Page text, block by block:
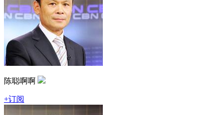
陈聪啊啊
+订阅